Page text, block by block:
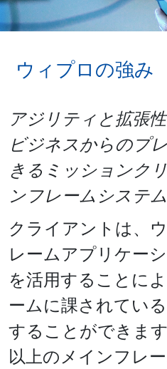
ウィプロの強み
アジリティと拡張
ビジネスからのプ
きるミッションク
ンフレームシステム
クライアントは、
レームアプリケー
を活用することに
ームに課されてい
することができま
以上のメインフレ